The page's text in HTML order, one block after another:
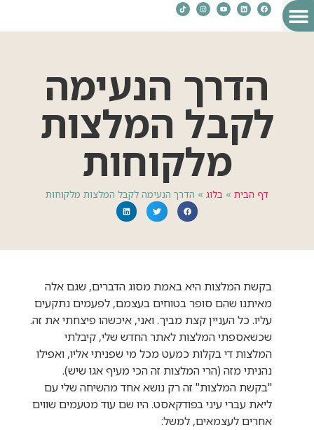
הדרך הנעימה
לקבל המלצות
מלקוחות
דף הבית » בלוג » הדרך הנעימה לקבל המלצות מלקוחות
בקשת המלצות היא באמת מסוג הדברים, שגם אלה
מאיתנו שהם סופר בטוחים בעצמם, לפעמים נתקעים
עליו. כל העניין קצת מביך. ואני, איכשהו פיצחתי את זה.
שכשאספתי המלצות לאתר החדש שלי, קיבלתי
המלצות די בקלות כמעט מכל מי שפניתי אליו, ואפילו
נהניתי מזה (הרי המלצות זה הכי מעיף אגו שיש).
"בקשת המלצות" זה רק נושא אחד מהשיחה שלי עם
ליאת עברי עיני בפודקאסט. היו שם עוד מטעמים שווים
אחרים לעצמאים, למשל: